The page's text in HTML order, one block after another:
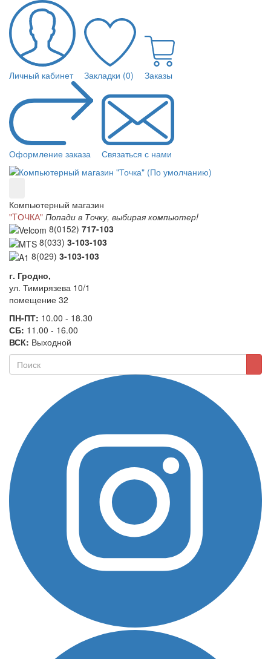
Личный кабинет Закладки (0) Заказы
Оформление заказа Связаться с нами
Компьютерный магазин
"TОЧКА" Попади в Точку, выбирая компьютер!
8(0152) 717-103
8(033) 3-103-103
8(029) 3-103-103
г. Гродно,
ул. Тимирязева 10/1
помещение 32
ПН-ПТ: 10.00 - 18.30
СБ: 11.00 - 16.00
ВСК: Выходной